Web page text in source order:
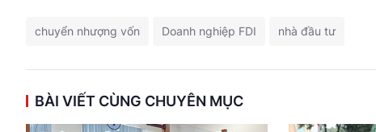
chuyển nhượng vốn Doanh nghiệp FDI nhà đầu tư
BÀI VIẾT CÙNG CHUYÊN MỤC